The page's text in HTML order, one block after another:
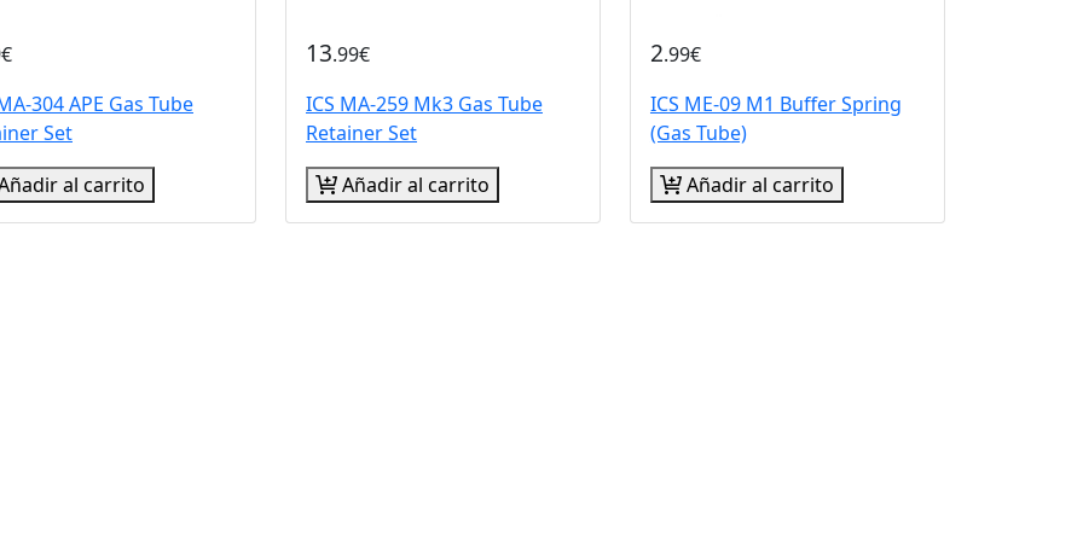
304 APE Gas Tube
Set
al carrito
13.99€
ICS MA-259 Mk3 Gas Tube
Retainer Set
Añadir al carrito
2.99€
ICS ME-09 M1 Buffer Spring
(Gas Tube)
Añadir al carrito